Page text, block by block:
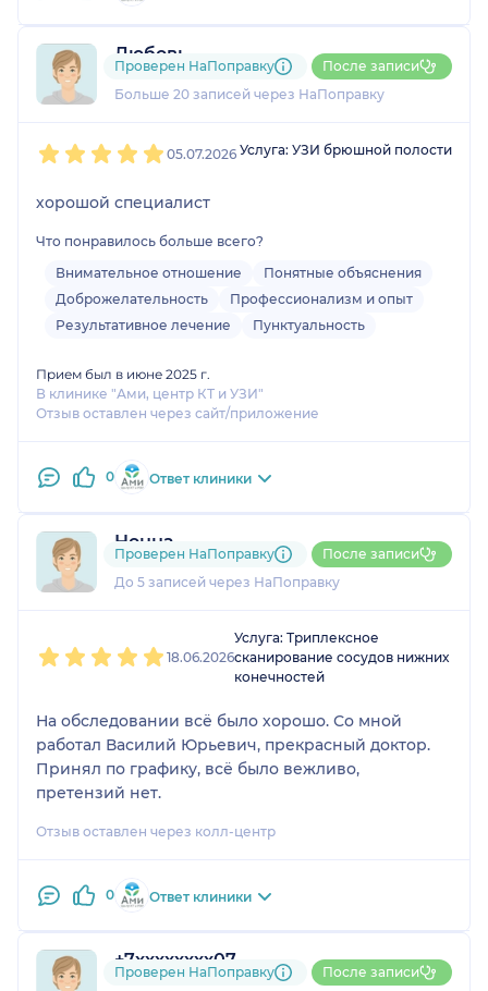
Любовь
16 отзывов
Больше 20 записей через НаПоправку
Проверен НаПоправку После записи
05.07.2026 Услуга: УЗИ брюшной полости
хорошой специалист
Что понравилось больше всего?
Внимательное отношение
Понятные объяснения
Доброжелательность
Профессионализм и опыт
Результативное лечение
Пунктуальность
Прием был в июне 2025 г.
В клинике "Ами, центр КТ и УЗИ"
Отзыв оставлен через сайт/приложение
0 Ответ клиники
Нонна
1 отзыв
До 5 записей через НаПоправку
Проверен НаПоправку После записи
18.06.2026
Услуга: Триплексное
сканирование сосудов нижних
конечностей
На обследовании всё было хорошо. Со мной
работал Василий Юрьевич, прекрасный доктор.
Принял по графику, всё было вежливо,
претензий нет.
Отзыв оставлен через колл-центр
0 Ответ клиники
+7xxxxxxxx07
15 отзывов
Проверен НаПоправку После записи